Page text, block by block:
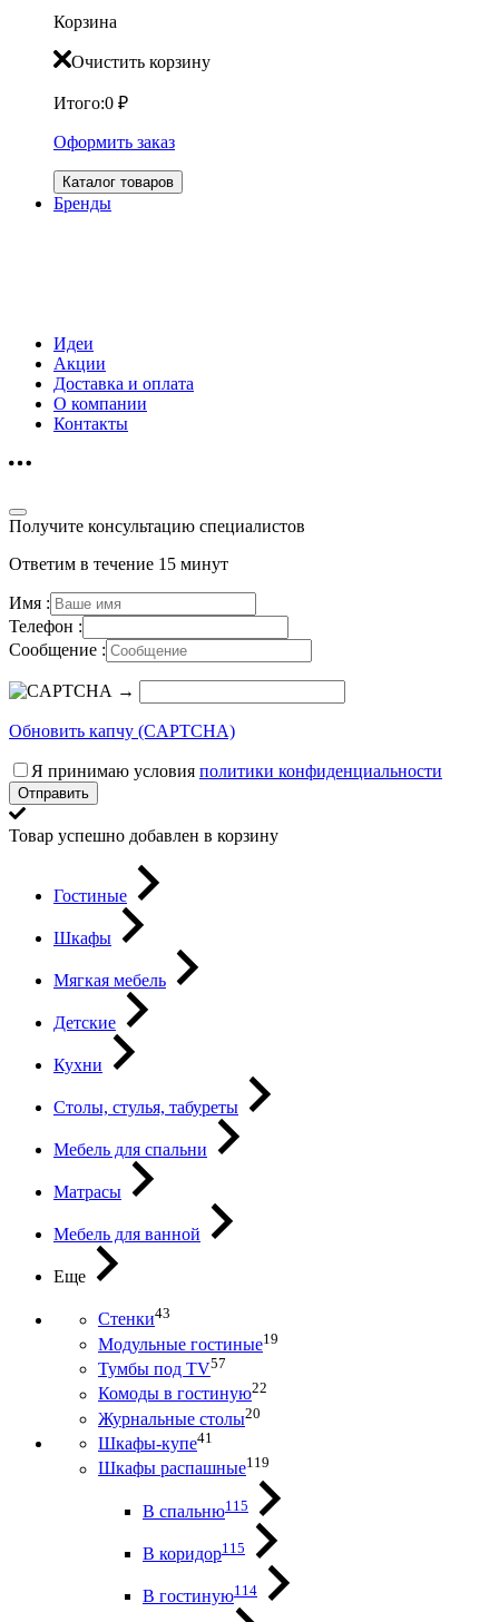
Корзина
Очистить корзину
Итого:0 ₽
Оформить заказ
Каталог товаров
Бренды
Идеи
Акции
Доставка и оплата
О компании
Контакты
Получите консультацию специалистов
Ответим в течение 15 минут
Имя :
Телефон :
Сообщение :
→
Обновить капчу (CAPTCHA)
Я принимаю условия политики конфиденциальности
Отправить
Товар успешно добавлен в корзину
Гостиные
Шкафы
Мягкая мебель
Детские
Кухни
Столы, стулья, табуреты
Мебель для спальни
Матрасы
Мебель для ванной
Еще
Стенки43
Модульные гостиные19
Тумбы под ТV57
Комоды в гостиную22
Журнальные столы20
Шкафы-купе41
Шкафы распашные119
В спальню115
В коридор115
В гостиную114